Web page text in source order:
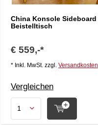
China Konsole Sideboard
Beistelltisch
€ 559,-*
* Inkl. MwSt. zzgl. Versandkosten
Vergleichen